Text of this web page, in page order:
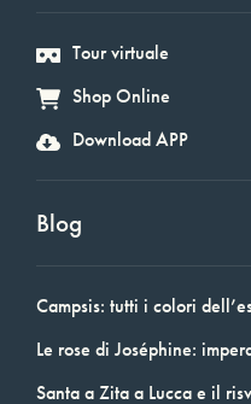
Tour virtuale
Shop Online
Download APP
Blog
Campsis: tutti i colori
Le rose di Joséphine:
Santa a Zita a Lucca e il